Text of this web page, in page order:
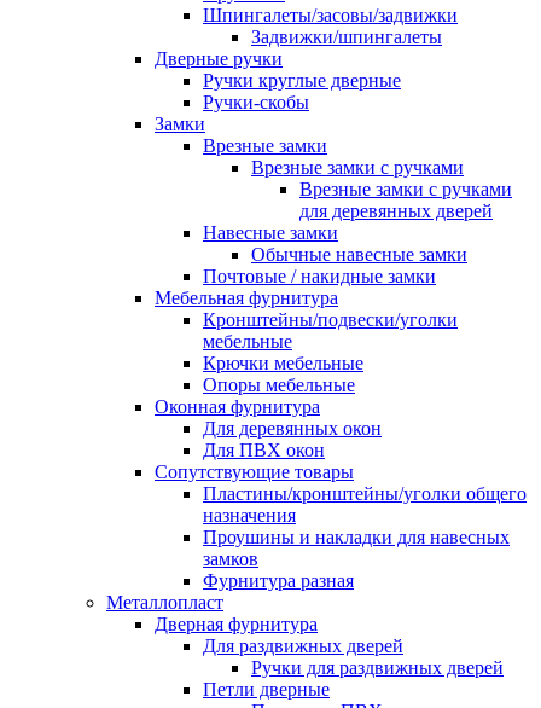
Шпингалеты/засовы/задвижки
Задвижки/шпингалеты
Дверные ручки
Ручки круглые дверные
Ручки-скобы
Замки
Врезные замки
Врезные замки с ручками
Врезные замки с ручками
для деревянных дверей
Навесные замки
Обычные навесные замки
Почтовые / накидные замки
Мебельная фурнитура
Кронштейны/подвески/уголки
мебельные
Крючки мебельные
Опоры мебельные
Оконная фурнитура
Для деревянных окон
Для ПВХ окон
Сопутствующие товары
Пластины/кронштейны/уголки общего
назначения
Проушины и накладки для навесных
замков
Фурнитура разная
Металлопласт
Дверная фурнитура
Для раздвижных дверей
Ручки для раздвижных дверей
Петли дверные